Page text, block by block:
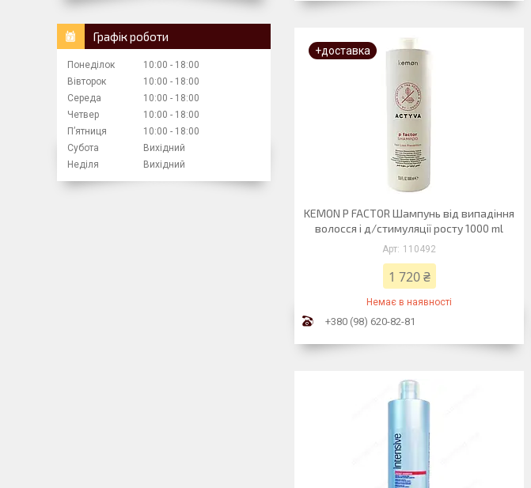
+доставка
KEMON P FACTOR Шампунь від випадіння
волосся і д/стимуляції росту 1000 ml
110492
1 720 ₴
Немає в наявності
+380 (98) 620-82-81
Графік роботи
Понеділок 10:00
18:00
Вівторок
10:00
18:00
Середа
10:00
18:00
Четвер
10:00
18:00
Пʼятниця
10:00
18:00
Субота
Вихідний
Неділя
Вихідний